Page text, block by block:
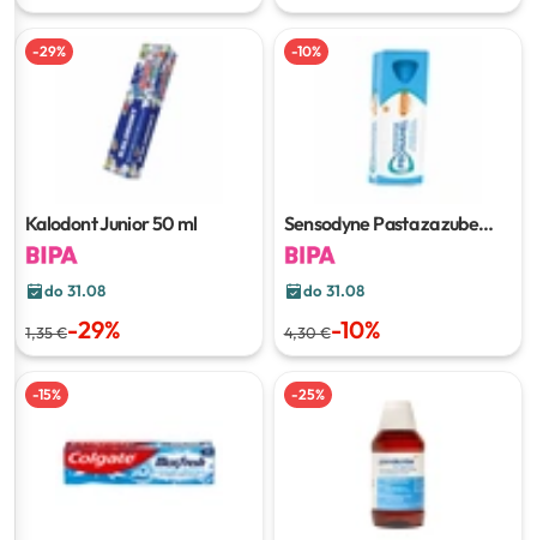
-29%
Kalodont Junior50 ml
do 31.08
1,35 €-29%
-10%
Sensodyne Pasta za zube
Pronamel kids
do 31.08
4,30 €-10%
-15% -25%